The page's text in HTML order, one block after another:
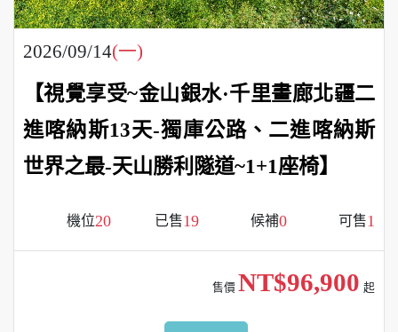
2026/09/14(一)
【視覺享受~金山銀水·千里畫廊北疆二
進喀納斯13天-獨庫公路、二進喀納斯
世界之最-天山勝利隧道~1+1座椅】
機位20 已售19 候補0 可售1
售價 NT$96,900 起